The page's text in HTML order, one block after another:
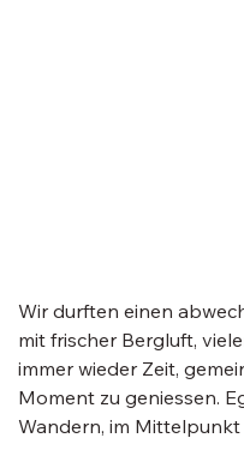
Wir durften einen
mit frischer Bergluft,
immer wieder Zeit,
Moment zu geniessen.
Wandern, im